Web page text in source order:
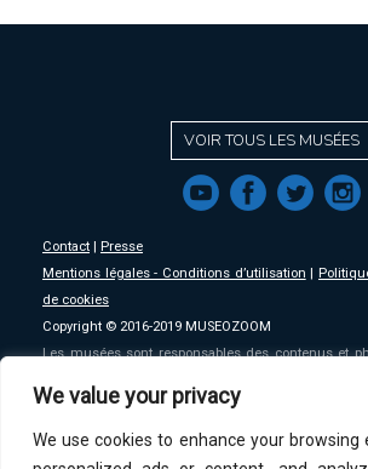
We value your privacy
We use cookies to enhance your browsing
VOIR TOUS LES MUSÉES
f a b e
Contact
Presse
Mentions légales - Conditions d’utilisation
de cookies
Copyright © 2016-2019 MUSEOZOOM
Les musées sont responsables des contenus et
An initative ofMSW.